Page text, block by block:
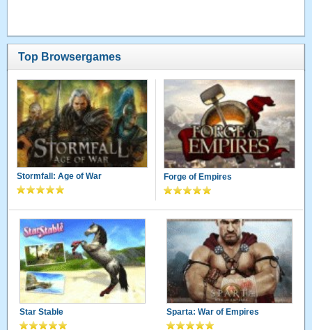
Top Browsergames
Stormfall: Age of War Forge of Empires
Star Stable Sparta: War of Empires